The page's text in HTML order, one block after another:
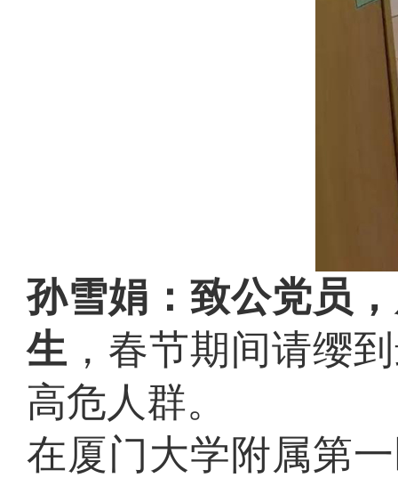
孙雪娟：致公党员
生 ，春节期间请缨
高危人群。
在厦门大学附属第